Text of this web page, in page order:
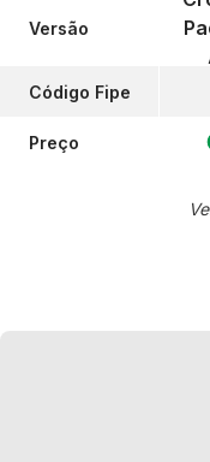
Versão
Código Fipe
Preço